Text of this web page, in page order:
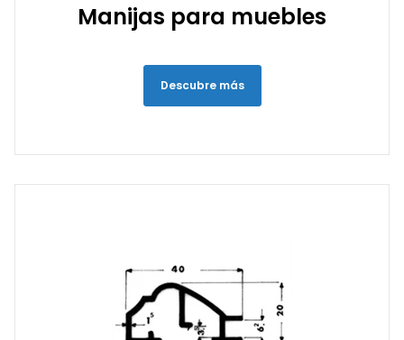
Manijas para muebles
Descubre más